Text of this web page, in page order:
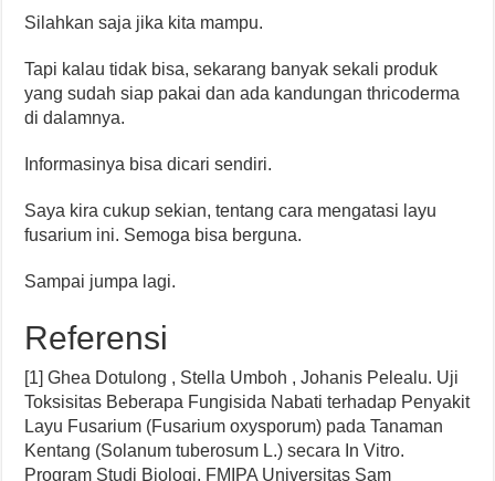
Silahkan saja jika kita mampu.
Tapi kalau tidak bisa, sekarang banyak sekali produk
yang sudah siap pakai dan ada kandungan thricoderma
di dalamnya.
Informasinya bisa dicari sendiri.
Saya kira cukup sekian, tentang cara mengatasi layu
fusarium ini. Semoga bisa berguna.
Sampai jumpa lagi.
Referensi
[1] Ghea Dotulong , Stella Umboh , Johanis Pelealu. Uji
Toksisitas Beberapa Fungisida Nabati terhadap Penyakit
Layu Fusarium (Fusarium oxysporum) pada Tanaman
Kentang (Solanum tuberosum L.) secara In Vitro.
Program Studi Biologi, FMIPA Universitas Sam